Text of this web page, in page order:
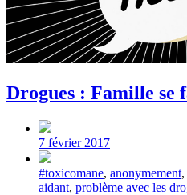
Drogues : Famille se
Post
date
7 février 2017
Tagged
with
#toxicomane, anonymement,
aidant, problème avec les